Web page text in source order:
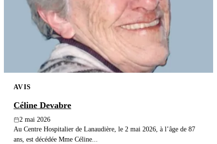
Publier un avis
Recherche
AVIS
Céline Devabre
2 mai 2026
Au Centre Hospitalier de Lanaudière, le 2 mai 2026, à l’âge de 87
ans, est décédée Mme Céline...